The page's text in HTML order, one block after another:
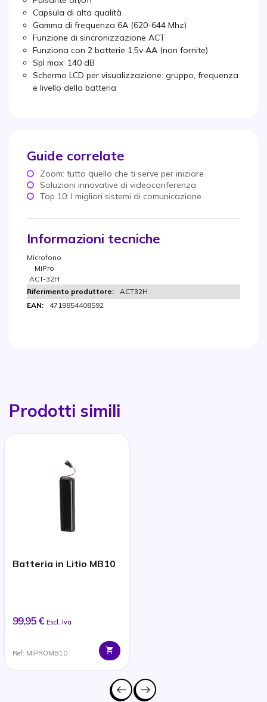
Capsula di alta qualità
Gamma di frequenza 6A (620-644 Mhz)
Funzione di sincronizzazione ACT
Funziona con 2 batterie 1,5v AA (non fornite)
Spl max: 140 dB
Schermo LCD per visualizzazione: gruppo, frequenza
e livello della batteria
Guide correlate
Zoom: tutto quello che ti serve per iniziare
Soluzioni innovative di videoconferenza
Top 10: I migliori sistemi di comunicazione
Informazioni tecniche
Microfono
MiPro
ACT-32H
ACT32H
4719854408592
Prodotti simili
Batteria in Litio MB10
99,95 € Escl. Iva
Ref: MIPROMB10